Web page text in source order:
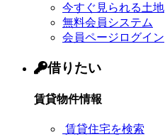
今すぐ見られる土地
無料会員システム
会員ページログイン
借りたい
賃貸物件情報
賃貸住宅を検索